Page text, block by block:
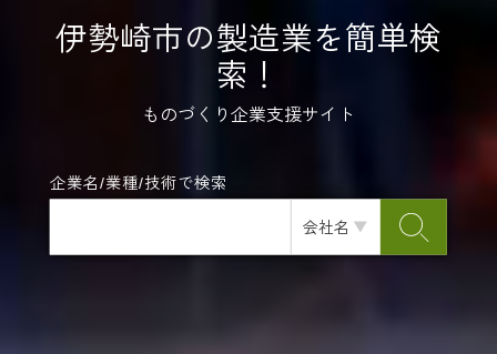
伊勢崎市の製造業を簡単検
索！
ものづくり企業支援サイト
企業名/業種/技術で検索